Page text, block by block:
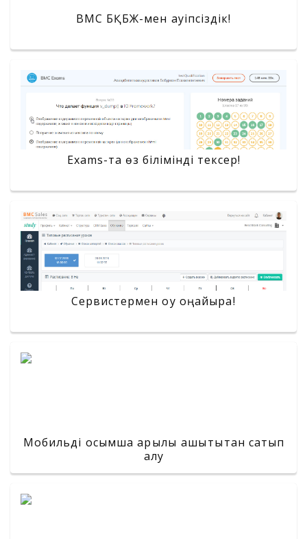
BMC БҚБЖ-мен қауіпсіздік!
Exams-та өз білімінді тексер!
Сервистермен оқу оңайырақ!
Мобильді қосымша арқылы қашықтықтан сатып
алу